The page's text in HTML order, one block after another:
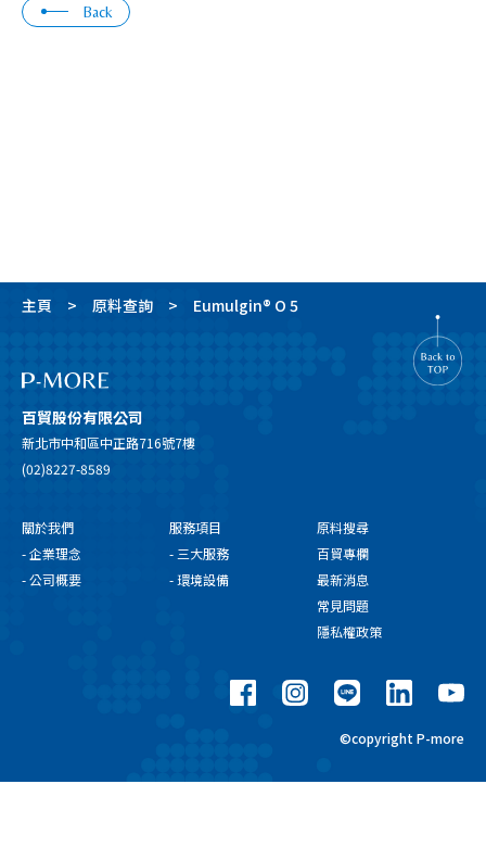
Back
主頁 原料查詢 Eumulgin® O 5
百貿股份有限公司
新北市中和區中正路716號7樓
(02)8227-8589
關於我們
- 企業理念
- 公司概要
服務項目
- 三大服務
- 環境設備
原料搜尋
百貿專欄
最新消息
常見問題
隱私權政策
©copyright P-more